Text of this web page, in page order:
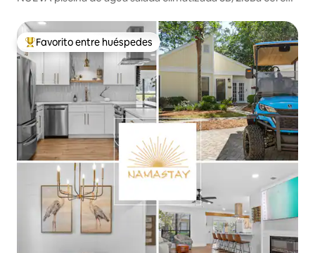
De los mejores en Favorito entre huéspedes
Favorito entre huéspedes